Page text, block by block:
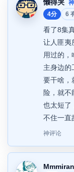
懒得哭
4分
6
看了8集
让人匪夷
用过的
主身边的
要干啥，
险，就
也太短了
不住一直
神评论